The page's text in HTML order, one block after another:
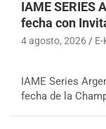
IAME SERIES
fecha con
4 agosto, 2026
IAME Series
fecha de la